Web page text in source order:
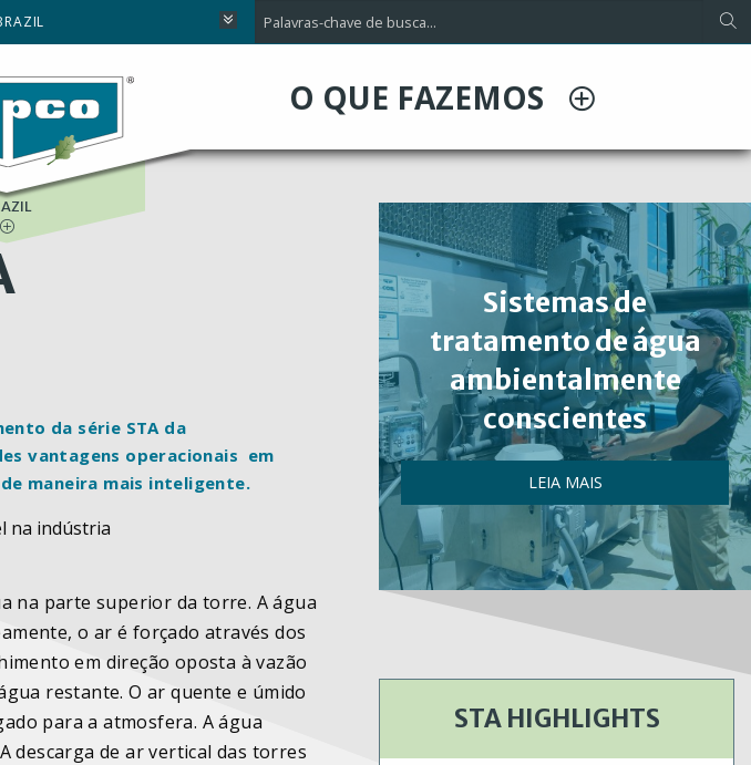
O QUE FAZEMOS
AFRICA
da série STA da
vantagens operacionais em
maneira mais inteligente.
na indústria
na parte superior da torre. A água
o ar é forçado através dos
em direção oposta à vazão
restante. O ar quente e úmido
para a atmosfera. A água
descarga de ar vertical das torres
Sistemas de
tratamento de água
ambientalmente
conscientes
LEIA MAIS
STA HIGHLIGHTS